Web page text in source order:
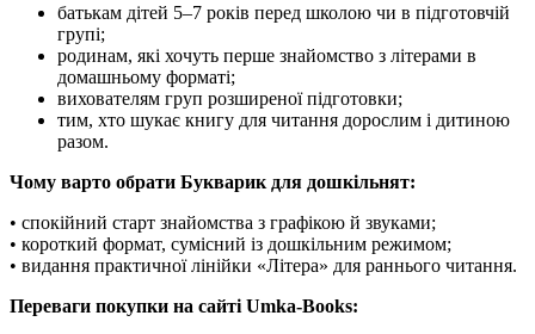
батькам дітей 5–7 років перед школою чи в підготовчій
групі;
родинам, які хочуть перше знайомство з літерами в
домашньому форматі;
вихователям груп розширеної підготовки;
тим, хто шукає книгу для читання дорослим і дитиною
разом.
Чому варто обрати Букварик для дошкільнят:
• спокійний старт знайомства з графікою й звуками;
• короткий формат, сумісний із дошкільним режимом;
• видання практичної лінійки «Літера» для раннього читання.
Переваги покупки на сайті Umka-Books: